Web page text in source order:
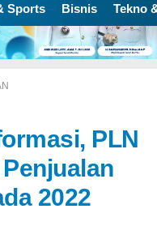
Sports Bisnis Tekno
PLN
2022